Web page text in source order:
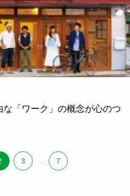
な「ワーク」の概念が心のつ
3 7